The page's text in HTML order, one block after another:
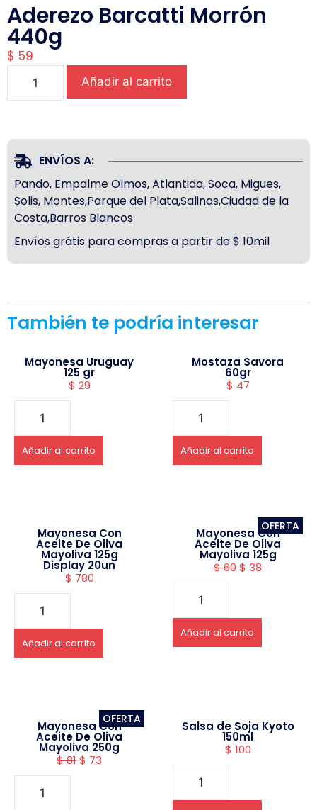
Aderezo Barcatti Morrón
440g
$ 59
Añadir al carrito
ENVÍOS A:
Pando, Empalme Olmos, Atlantida, Soca, Migues,
Solis, Montes,Parque del Plata,Salinas,Ciudad de la
Costa,Barros Blancos
Envíos grátis para compras a partir de $ 10mil
También te podría interesar
Mayonesa Uruguay
125 gr
$ 29
Añadir al carrito
Mostaza Savora
60gr
$ 47
Añadir al carrito
Mayonesa Con
Aceite De Oliva
Mayoliva 125g
Display 20un
$ 780
Añadir al carrito
OFERTA
Mayonesa Con
Aceite De Oliva
Mayoliva 125g
$60$ 38
Añadir al carrito
OFERTA
Mayonesa Con
Aceite De Oliva
Mayoliva 250g
$81$ 73
Salsa de Soja Kyoto
150ml
$ 100